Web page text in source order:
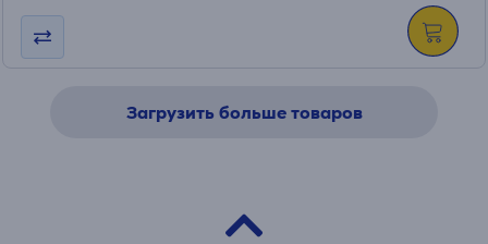
Загрузить больше товаров